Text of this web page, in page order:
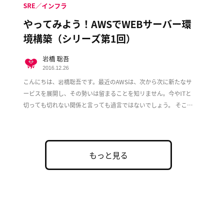
やってみよう！AWSでWEBサーバー環
境構築（シリーズ第1回）
こんにちは、岩橋聡吾です。最近のAWSは、次から次に新たなサ
ービスを展開し、その勢いは留まることを知リません。今やITと
切っても切れない関係と言っても過言ではないでしょう。 そこで
SRE／インフラ
岩橋 聡吾
2016.12.26
もっと見る